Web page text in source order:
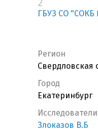
2
ГБУЗ СО
Регион
Свердловская
Город
Екатеринбург
Исследователи
Злоказов В.Б